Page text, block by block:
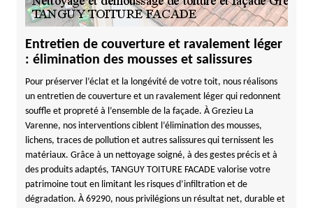
Entretien de couverture et ravalement léger
: élimination des mousses et salissures
Pour préserver l’éclat et la longévité de votre toit, nous réalisons
un entretien de couverture et un ravalement léger qui redonnent
souffle et propreté à l’ensemble de la façade. À Grezieu La
Varenne, nos interventions ciblent l’élimination des mousses,
lichens, traces de pollution et autres salissures qui ternissent les
matériaux. Grâce à un nettoyage soigné, à des gestes précis et à
des produits adaptés, TANGUY TOITURE FACADE valorise votre
patrimoine tout en limitant les risques d’infiltration et de
dégradation. À 69290, nous privilégions un résultat net, durable et